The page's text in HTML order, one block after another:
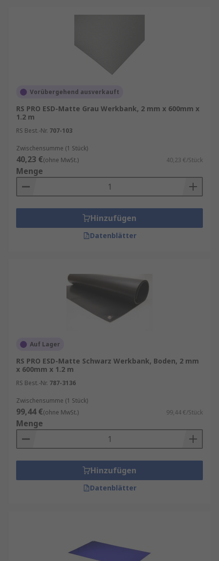
Vorübergehend ausverkauft
RS PRO ESD-Matte Grau Werkbank, 2 mm x 600mm x
1.2 m
RS Best.-Nr. 707-103
Zwischensumme (1 Stück)
40,23 €(ohne MwSt.) 40,23 €/Stück
Menge
Hinzufügen
Datenblätter
Auf Lager
RS PRO ESD-Matte Schwarz Werkbank, Boden, 2 mm
x 600mm x 1.2 m
RS Best.-Nr. 787-3136
Zwischensumme (1 Stück)
99,44 €(ohne MwSt.) 99,44 €/Stück
Menge
Hinzufügen
Datenblätter